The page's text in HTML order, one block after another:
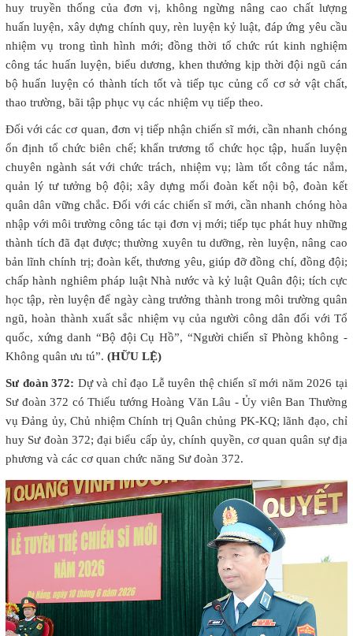
huy truyền thống của đơn vị, không ngừng nâng cao chất lượng
huấn luyện, xây dựng chính quy, rèn luyện kỷ luật, đáp ứng yêu cầu
nhiệm vụ trong tình hình mới; đồng thời tổ chức rút kinh nghiệm
công tác huấn luyện, biểu dương, khen thưởng kịp thời đội ngũ cán
bộ huấn luyện có thành tích tốt và tiếp tục củng cố cơ sở vật chất,
thao trường, bãi tập phục vụ các nhiệm vụ tiếp theo.
Đối với các cơ quan, đơn vị tiếp nhận chiến sĩ mới, cần nhanh chóng
ổn định tổ chức biên chế; khẩn trương tổ chức học tập, huấn luyện
chuyên ngành sát với chức trách, nhiệm vụ; làm tốt công tác nắm,
quản lý tư tưởng bộ đội; xây dựng mối đoàn kết nội bộ, đoàn kết
quân dân vững chắc. Đối với các chiến sĩ mới, cần nhanh chóng hòa
nhập với môi trường công tác tại đơn vị mới; tiếp tục phát huy những
thành tích đã đạt được; thường xuyên tu dưỡng, rèn luyện, nâng cao
bản lĩnh chính trị; đoàn kết, thương yêu, giúp đỡ đồng chí, đồng đội;
chấp hành nghiêm pháp luật Nhà nước và kỷ luật Quân đội; tích cực
học tập, rèn luyện để ngày càng trưởng thành trong môi trường quân
ngũ, hoàn thành xuất sắc nhiệm vụ của người công dân đối với Tổ
quốc, xứng danh “Bộ đội Cụ Hồ”, “Người chiến sĩ Phòng không -
Không quân ưu tú”. (HỮU LỆ)
Sư đoàn 372: Dự và chỉ đạo Lễ tuyên thệ chiến sĩ mới năm 2026 tại
Sư đoàn 372 có Thiếu tướng Hoàng Văn Lâu - Ủy viên Ban Thường
vụ Đảng ủy, Chủ nhiệm Chính trị Quân chủng PK-KQ; lãnh đạo, chỉ
huy Sư đoàn 372; đại biểu cấp ủy, chính quyền, cơ quan quân sự địa
phương và các cơ quan chức năng Sư đoàn 372.